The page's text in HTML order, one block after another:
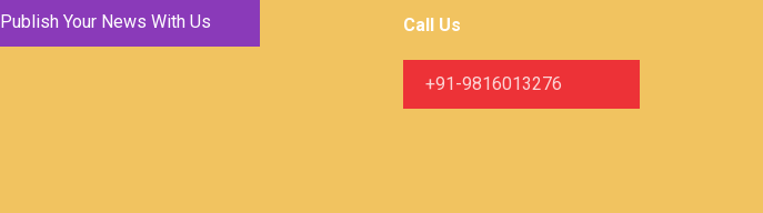
Publish Your News With Us Call Us
+91-9816013276